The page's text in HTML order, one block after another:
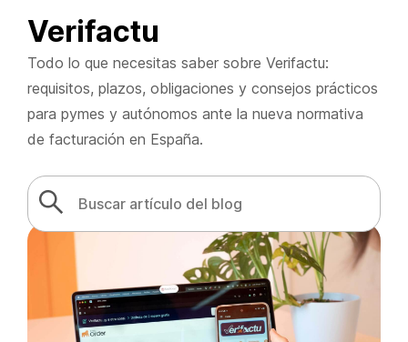
Verifactu
Todo lo que necesitas saber sobre Verifactu:
requisitos, plazos, obligaciones y consejos prácticos
para pymes y autónomos ante la nueva normativa
de facturación en España.
Search
for:
Search Button